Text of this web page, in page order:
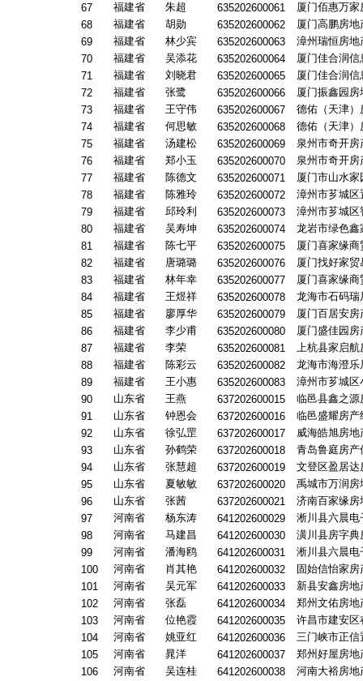
67
福建省 朱超 635202600061
厦门佰惠万
68
福建省 胡勋 635202600062
厦门高鹏房
69
福建省 林少宾 635202600063
漳州瑞恒房地
70
福建省 吴添花 635202600064
厦门佳合润
71
福建省 刘晓君 635202600065
厦门佳合润
72
福建省 张鹭 635202600066
厦门振鑫园
73
福建省 王守伟 635202600067
德佑（天津）
74
福建省 何思敏 635202600068
德佑（天津）
75
福建省 汤建松 635202600069
泉州市奇开
76
福建省 郑小玉 635202600070
泉州市奇开
77
福建省 陈德文 635202600071
厦门市山水
78
福建省 陈雅玲 635202600072
漳州市芗城区
79
福建省 邱玲利 635202600073
漳州市芗城区
80
福建省 吴寿坤 635202600074
龙岩市绿色鑫
81
福建省 陈七平 635202600075
厦门喜家缘
82
福建省 唐璐璐 635202600076
厦门找好家
83
福建省 林年幸 635202600077
厦门喜家缘
84
福建省 王煜祥 635202600078
龙海市石码瑞
85
福建省 廖厚华 635202600079
厦门百居安
86
福建省 李少甫 635202600080
厦门盛佳园
87
福建省 李荣 635202600081
上杭县家启航
88
福建省 陈彩云 635202600082
龙海市海澄乐
89
福建省 王小惠 635202600083
漳州市芗城区
90
山东省 王燕 637202600015
临邑县鑫之源
91
山东省 钟恩会 637202600016
临邑盛耀房产
92
山东省 徐弘罡 637202600017
威海皓旭房
93
山东省 孙鹤荣 637202600018
青岛鲁庭房产
94
山东省 张慧超 637202600019
文登区盈居达
95
山东省 夏敏敏 637202600020
禹城市万润房
96
山东省 张茜 637202600021
济南百家缘房
97
河南省 杨东涛 641202600029
淅川县六晨电
98
河南省 马建昌 641202600030
潢川县房字典
99
河南省 潘海鸥 641202600031
淅川县六晨电
100
河南省 肖其艳 641202600032
固始信怡家
101
河南省 吴元军 641202600033
新县安鑫房
102
河南省 张磊 641202600034
郑州文佑房地
103
河南省 位艳霞 641202600035
许昌市建安区
104
河南省 姚亚红 641202600036
三门峡市正信
105
河南省 晁洋 641202600037
郑州好屋房地
106
河南省 吴连桂 641202600038 河南大裕房地